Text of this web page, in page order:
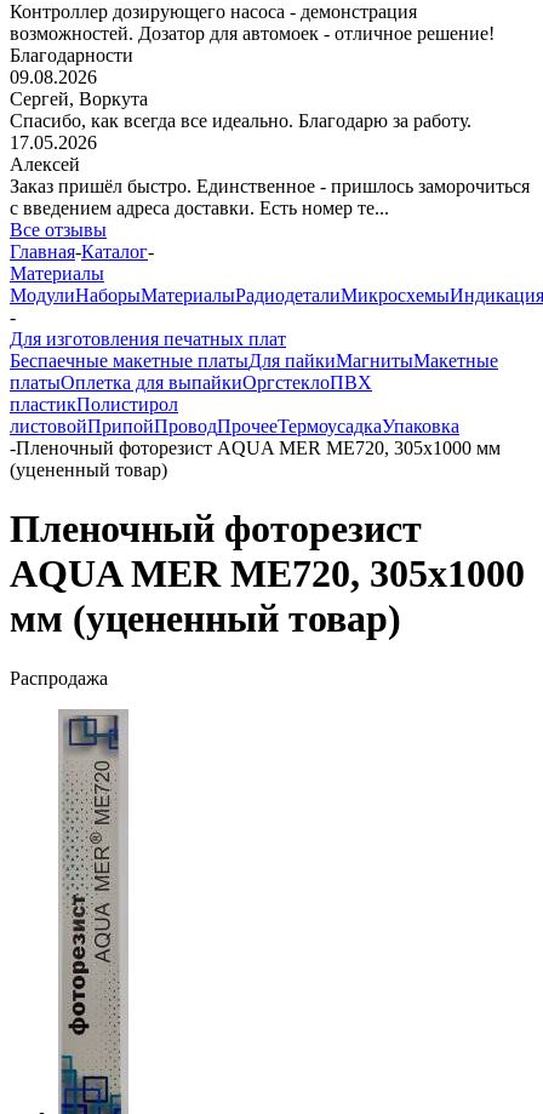
Контроллер дозирующего насоса - демонстрация
возможностей. Дозатор для автомоек - отличное решение!
Благодарности
09.08.2026
Сергей, Воркута
Спасибо, как всегда все идеально. Благодарю за работу.
17.05.2026
Алексей
Заказ пришёл быстро. Единственное - пришлось заморочиться
с введением адреса доставки. Есть номер те...
Все отзывы
Главная-Каталог-
Материалы
МодулиНаборыМатериалыРадиодеталиМикросхемыИндикация
-
Для изготовления печатных плат
Беспаечные макетные платыДля пайкиМагнитыМакетные
платыОплетка для выпайкиОргстеклоПВХ
пластикПолистирол
листовойПрипойПроводПрочееТермоусадкаУпаковка
-Пленочный фоторезист AQUA MER МЕ720, 305x1000 мм
(уцененный товар)
Пленочный фоторезист
AQUA MER МЕ720, 305x1000
мм (уцененный товар)
Распродажа